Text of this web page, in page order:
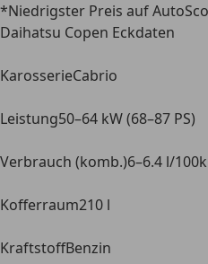
*Niedrigster Preis auf
Daihatsu Copen Eckdaten
KarosserieCabrio
Leistung50–64 kW (68–87 PS)
Verbrauch (komb.)6–6.4 l/
Kofferraum210 l
KraftstoffBenzin